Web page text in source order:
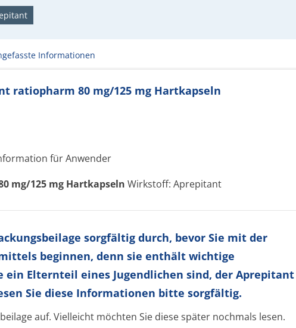
Informationen
ratiopharm 80 mg/125 mg Hartkapseln
für Anwender
mg/125 mg Hartkapseln Wirkstoff: Aprepitant
sorgfältig durch, bevor Sie mit der
beginnen, denn sie enthält wichtige
ein Elternteil eines Jugendlichen sind, der Aprepitant
Sie diese Informationen bitte sorgfältig.
auf. Vielleicht möchten Sie diese später nochmals lesen.